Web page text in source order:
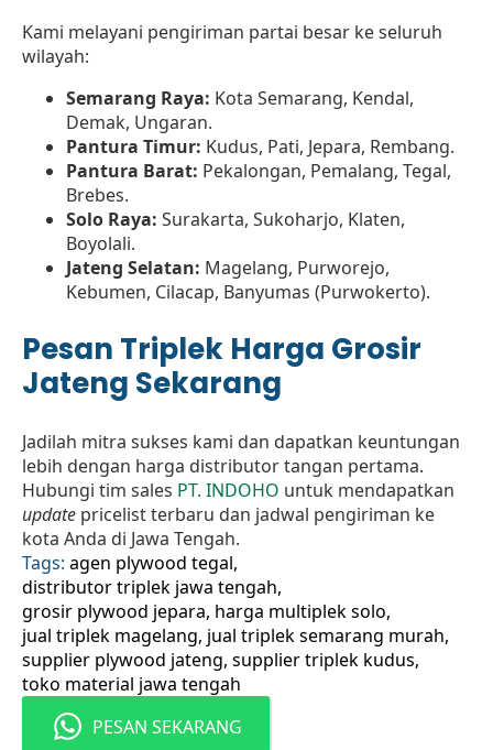
Kami melayani pengiriman partai besar ke seluruh
wilayah:
Semarang Raya: Kota Semarang, Kendal,
Demak, Ungaran.
Pantura Timur: Kudus, Pati, Jepara, Rembang.
Pantura Barat: Pekalongan, Pemalang, Tegal,
Brebes.
Solo Raya: Surakarta, Sukoharjo, Klaten,
Boyolali.
Jateng Selatan: Magelang, Purworejo,
Kebumen, Cilacap, Banyumas (Purwokerto).
Pesan Triplek Harga Grosir
Jateng Sekarang
Jadilah mitra sukses kami dan dapatkan keuntungan
lebih dengan harga distributor tangan pertama.
Hubungi tim sales PT. INDOHO untuk mendapatkan
update pricelist terbaru dan jadwal pengiriman ke
kota Anda di Jawa Tengah.
Tags: agen plywood tegal
distributor triplek jawa tengah
grosir plywood jepara harga multiplek solo
jual triplek magelang jual triplek semarang murah
supplier plywood jateng supplier triplek kudus
toko material jawa tengah
PESAN SEKARANG